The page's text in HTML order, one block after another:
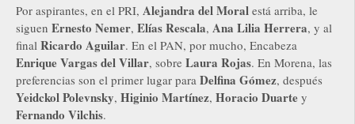
Por aspirantes, en el PRI, Alejandra del Moral está arriba, le
siguen Ernesto Nemer, Elías Rescala, Ana Lilia Herrera, y al
final Ricardo Aguilar. En el PAN, por mucho, Encabeza
Enrique Vargas del Villar, sobre Laura Rojas. En Morena, las
preferencias son el primer lugar para Delfina Gómez, después
Yeidckol Polevnsky, Higinio Martínez, Horacio Duarte y
Fernando Vilchis.